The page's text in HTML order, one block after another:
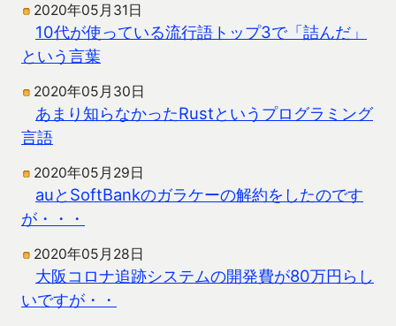
2020年05月31日
10代が使っている流行語トップ3で「詰んだ」
という言葉
2020年05月30日
あまり知らなかったRustというプログラミング
言語
2020年05月29日
auとSoftBankのガラケーの解約をしたのです
が・・・
2020年05月28日
大阪コロナ追跡システムの開発費が80万円らし
いですが・・